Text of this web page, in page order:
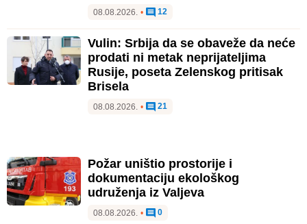
08.08.2026. • 12
Vulin: Srbija da se obaveže da neće
prodati ni metak neprijateljima
Rusije, poseta Zelenskog pritisak
Brisela
08.08.2026. • 21
Požar uništio prostorije i
dokumentaciju ekološkog
udruženja iz Valjeva
08.08.2026. • 0